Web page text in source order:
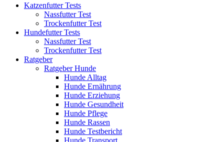
Katzenfutter Tests
Nassfutter Test
Trockenfutter Test
Hundefutter Tests
Nassfutter Test
Trockenfutter Test
Ratgeber
Ratgeber Hunde
Hunde Alltag
Hunde Ernährung
Hunde Erziehung
Hunde Gesundheit
Hunde Pflege
Hunde Rassen
Hunde Testbericht
Hunde Transport